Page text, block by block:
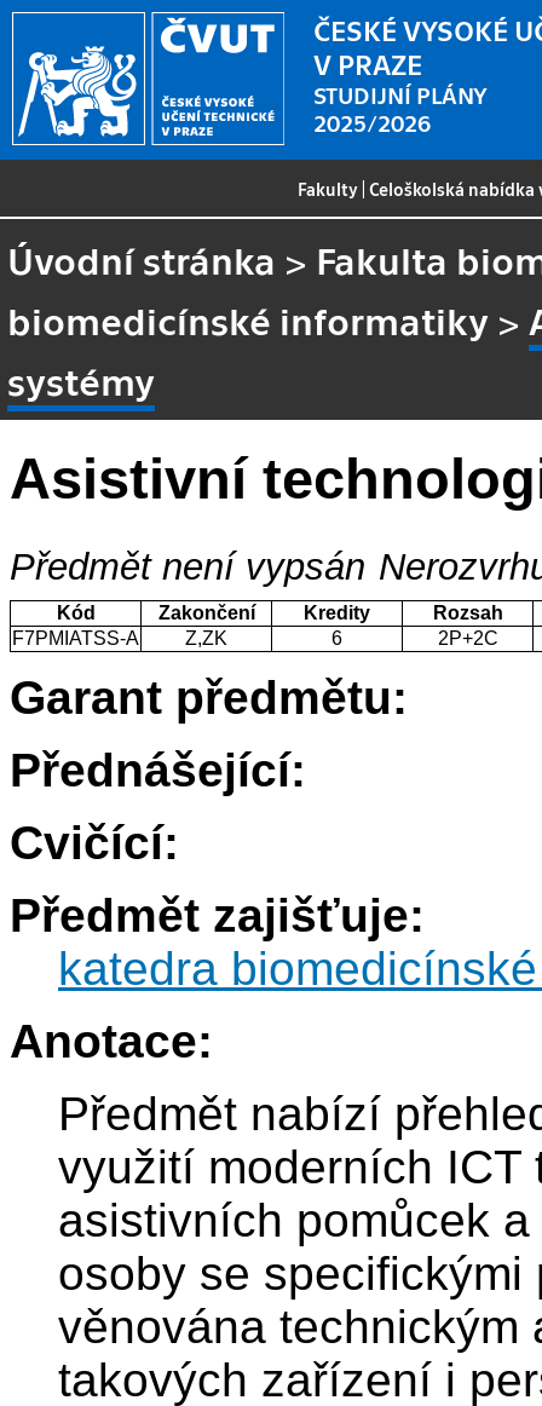
ČESKÉ VYSOKÉ
V PRAZE
STUDIJNÍ PLÁNY
2025/2026
Fakulty |Celoškolská
Úvodní stránka > Fakulta
biomedicínské informatiky >
systémy
Asistivní
Předmět není vypsán
Kód Zakončení Kredity Rozsah
F7PMIATSS-A
Z,ZK 6 2P+2C
Garant předmětu:
Přednášející:
Cvičící:
Předmět zajišťuje:
katedra
Anotace:
Předmět nabízí
využití moderních
asistivních pomůcek
osoby se
věnována technickým
takových zařízení i